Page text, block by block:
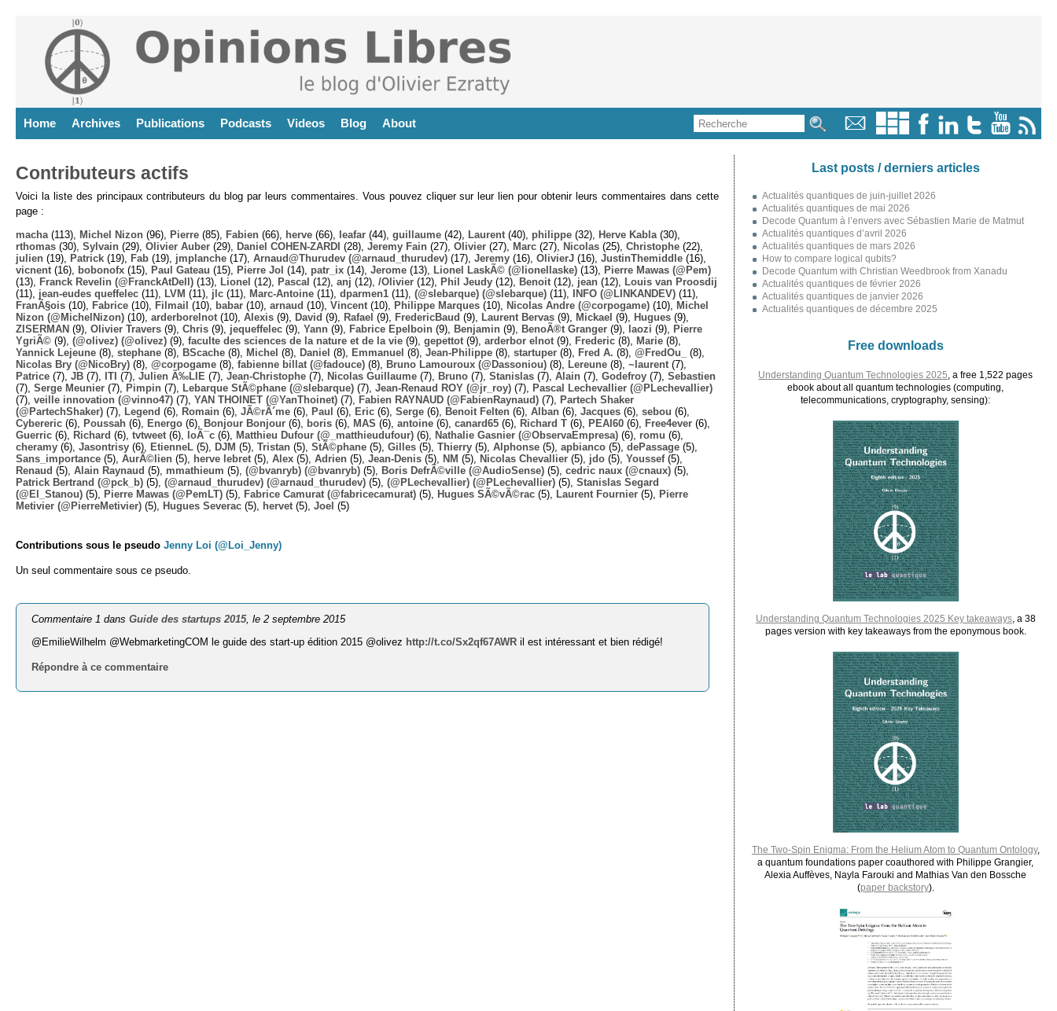
Home Archives Publications Podcasts Videos Blog About
Contributeurs actifs
Voici la liste des principaux contributeurs du blog par leurs commentaires. Vous pouvez cliquer sur leur lien pour obtenir leurs commentaires dans cette
page :
macha (113), Michel Nizon (96), Pierre (85), Fabien (66), herve (66), leafar (44), guillaume (42), Laurent (40), philippe (32), Herve Kabla (30),
rthomas (30), Sylvain (29), Olivier Auber (29), Daniel COHEN-ZARDI (28), Jeremy Fain (27), Olivier (27), Marc (27), Nicolas (25), Christophe (22),
julien (19), Patrick (19), Fab (19), jmplanche (17), Arnaud@Thurudev (@arnaud_thurudev) (17), Jeremy (16), OlivierJ (16), JustinThemiddle (16),
vicnent (16), bobonofx (15), Paul Gateau (15), Pierre Jol (14), patr_ix (14), Jerome (13), Lionel LaskÃ© (@lionellaske) (13),
Pierre Mawas (@Pem)
(13),
Franck Revelin (@FranckAtDell) (13), Lionel (12), Pascal (12), anj (12), /Olivier (12), Phil Jeudy (12), Benoit (12), jean (12),
Louis van Proosdij
(11), jean-eudes queffelec (11), LVM (11), jlc (11), Marc-Antoine (11), dparmen1 (11), (@slebarque) (@slebarque) (11), INFO (@LINKANDEV) (11),
FranÃ§ois (10), Fabrice (10), Filmail (10), babar (10), arnaud (10), Vincent (10), Philippe Marques (10), Nicolas Andre (@corpogame) (10),
Michel
Nizon (@MichelNizon) (10), arderborelnot (10), Alexis (9), David (9), Rafael (9), FredericBaud (9), Laurent Bervas (9), Mickael (9), Hugues (9),
ZISERMAN (9), Olivier Travers (9), Chris (9), jequeffelec (9), Yann (9), Fabrice Epelboin (9), Benjamin (9), BenoÃ®t Granger (9), laozi (9),
Pierre
YgriÃ© (9), (@olivez) (@olivez) (9), faculte des sciences de la nature et de la vie (9), gepettot (9), arderbor elnot (9), Frederic (8), Marie (8),
Yannick Lejeune (8), stephane (8), BScache (8), Michel (8), Daniel (8), Emmanuel (8), Jean-Philippe (8), startuper (8), Fred A. (8), @FredOu_
(8),
Nicolas Bry (@NicoBry) (8), @corpogame (8), fabienne billat (@fadouce) (8), Bruno Lamouroux (@Dassoniou) (8), Lereune (8), ~laurent (7),
Patrice (7), JB (7), ITI (7), Julien Ã‰LIE (7), Jean-Christophe (7), Nicolas Guillaume (7), Bruno (7), Stanislas (7), Alain (7), Godefroy (7), Sebastien
(7), Serge Meunier (7), Pimpin (7), Lebarque StÃ©phane (@slebarque) (7), Jean-Renaud ROY (@jr_roy) (7),
Pascal Lechevallier (@PLechevallier)
(7), veille innovation (@vinno47) (7), YAN THOINET (@YanThoinet) (7), Fabien RAYNAUD (@FabienRaynaud) (7),
Partech Shaker
(@PartechShaker) (7), Legend (6), Romain (6), JÃ©rÃ´me (6), Paul (6), Eric (6), Serge (6), Benoit Felten (6), Alban (6), Jacques (6), sebou (6),
Cybereric (6), Poussah (6), Energo (6), Bonjour Bonjour (6), boris (6), MAS (6), antoine (6), canard65 (6), Richard T (6), PEAI60 (6), Free4ever (6),
Guerric (6), Richard (6), tvtweet (6), loÃ¯c (6), Matthieu Dufour (@_matthieudufour) (6), Nathalie Gasnier (@ObservaEmpresa) (6), romu (6),
cheramy (6), Jasontrisy (6), EtienneL (5), DJM (5), Tristan (5), StÃ©phane (5), Gilles (5), Thierry (5), Alphonse (5), apbianco (5), dePassage (5),
Sans_importance (5), AurÃ©lien (5), herve lebret (5), Alex (5), Adrien (5), Jean-Denis (5), NM (5), Nicolas Chevallier (5), jdo (5), Youssef(5),
Renaud (5), Alain Raynaud (5), mmathieum (5), (@bvanryb) (@bvanryb) (5), Boris DefrÃ©ville (@AudioSense) (5), cedric naux (@cnaux) (5),
Patrick Bertrand (@pck_b) (5), (@arnaud_thurudev) (@arnaud_thurudev) (5), (@PLechevallier) (@PLechevallier) (5), Stanislas Segard
(@El_Stanou) (5), Pierre Mawas (@PemLT) (5), Fabrice Camurat (@fabricecamurat) (5), Hugues SÃ©vÃ©rac (5), Laurent Fournier (5),
Pierre
Metivier (@PierreMetivier) (5), Hugues Severac (5), hervet (5), Joel (5)
Contributions sous le pseudo Jenny Loi (@Loi_Jenny)
Un seul commentaire sous ce pseudo.
Commentaire 1 dansGuide des startups 2015, le 2 septembre 2015
@EmilieWilhelm @WebmarketingCOM le guide des start-up édition 2015 @olivez http://t.co/Sx2qf67AWR il est intéressant et bien rédigé!
Répondre à ce commentaire
Last posts / derniers articles
Actualités quantiques de juin-juillet 2026
Actualités quantiques de mai 2026
Decode Quantum à l’envers avec Sébastien Marie de Matmut
Actualités quantiques d’avril 2026
Actualités quantiques de mars 2026
How to compare logical qubits?
Decode Quantum with Christian Weedbrook from Xanadu
Actualités quantiques de février 2026
Actualités quantiques de janvier 2026
Actualités quantiques de décembre 2025
Free downloads
Understanding Quantum Technologies 2025 , a free 1,522 pages
ebook about all quantum technologies (computing,
telecommunications, cryptography, sensing):
Understanding Quantum Technologies 2025 Key takeaways, a 38
pages version with key takeaways from the eponymous book.
The Two-Spin Enigma: From the Helium Atom to Quantum Ontology,
a quantum foundations paper coauthored with Philippe Grangier,
Alexia Auffèves, Nayla Farouki and Mathias Van den Bossche
(paper backstory).